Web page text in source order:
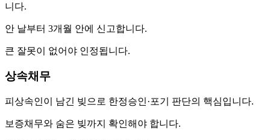
니다.
안 날부터 3개월 안에 신고합니다.
큰 잘못이 없어야 인정됩니다.
상속채무
피상속인이 남긴 빚으로 한정승인·포기 판단의 핵심입니다.
보증채무와 숨은 빚까지 확인해야 합니다.